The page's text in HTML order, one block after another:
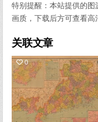
特别提醒：本站提供的
画质，下载后方可查看高
关联文章
0